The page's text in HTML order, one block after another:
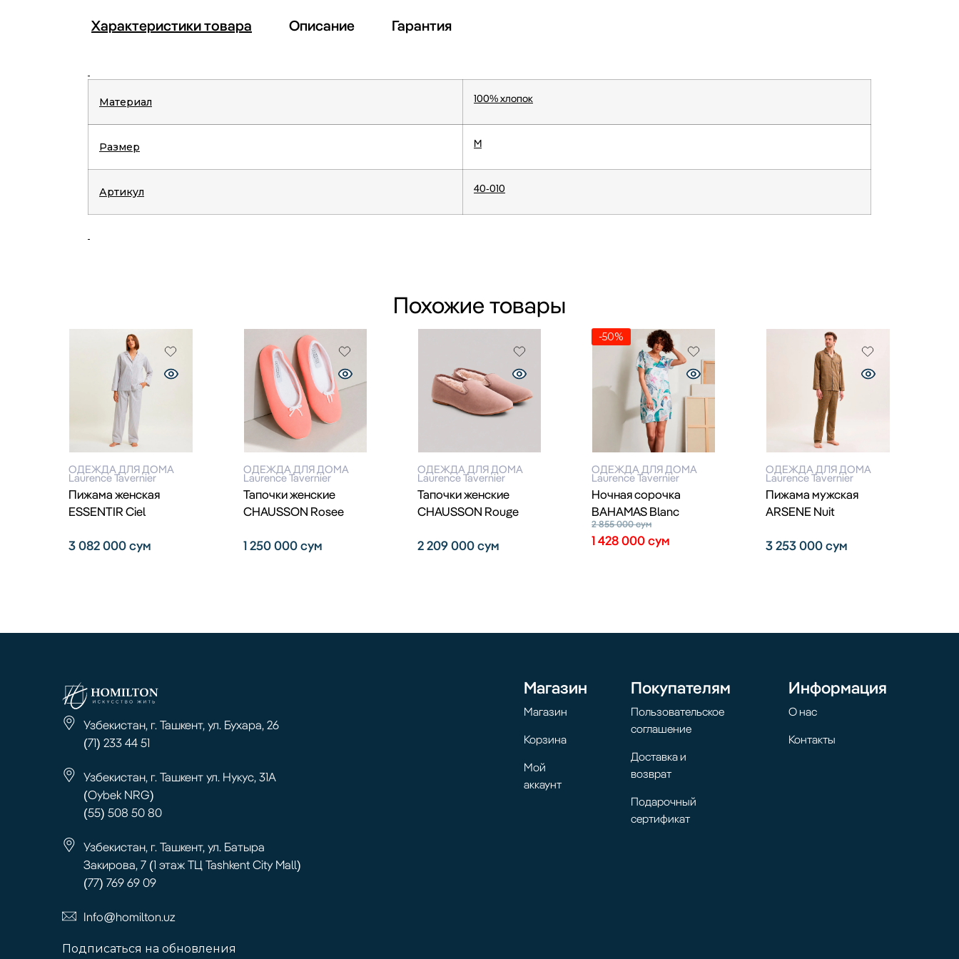
Характеристики товара Описание Гарантия
Материал 100% хлопок
Размер M
Артикул 40-010
Похожие товары
ОДЕЖДА ДЛЯ ДОМА
Laurence Tavernier
Пижама женская
ESSENTIR Ciel
3 082 000сум
ОДЕЖДА ДЛЯ ДОМА
Laurence Tavernier
Тапочки женские
CHAUSSON Rosee
1 250 000сум
ОДЕЖДА ДЛЯ ДОМА
Laurence Tavernier
Тапочки женские
CHAUSSON Rouge
2 209 000сум
-50%
ОДЕЖДА ДЛЯ ДОМА
Laurence Tavernier
Ночная сорочка
BAHAMAS Blanc
2 855 000сум
1 428 000сум
ОДЕЖДА ДЛЯ ДОМА
Laurence Tavernier
Пижама мужская
ARSENE Nuit
3 253 000сум
Узбекистан, г. Ташкент, ул. Бухара, 26
(71) 233 44 51
Узбекистан, г. Ташкент ул. Нукус, 31А
(Oybek NRG)
(55) 508 50 80
Узбекистан, г. Ташкент, ул. Батыра
Закирова, 7 (1 этаж ТЦ Tashkent City Mall)
(77) 769 69 09
Info@homilton.uz
Подписаться на обновления
Магазин
Магазин
Корзина
Мой
аккаунт
Покупателям
Пользовательское
соглашение
Доставка и
возврат
Подарочный
сертификат
Информация
О нас
Контакты